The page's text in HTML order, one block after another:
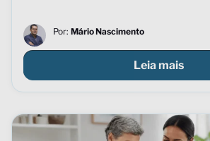
Por: Mário Nascimento
Leia mais